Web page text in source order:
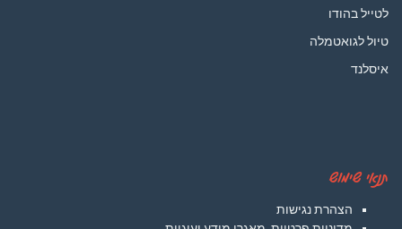
לטייל בהודו
טיול לגואטמלה
איסלנד
תנאי שימוש
הצהרת נגישות